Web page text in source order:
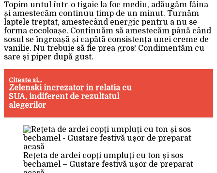
Topim untul într-o tigaie la foc mediu, adăugăm făina
și amestecăm continuu timp de un minut. Turnăm
laptele treptat, amestecând energic pentru a nu se
forma cocoloașe. Continuăm să amestecăm până când
sosul se îngroașă și capătă consistența unei creme de
vanilie. Nu trebuie să fie prea gros! Condimentăm cu
sare și piper după gust.
Citeste si...
Zelenski increzator in relatia cu
SUA, indiferent de rezultatul
alegerilor
Rețeta de ardei copți umpluți cu ton și sos
bechamel – Gustare festivă ușor de preparat